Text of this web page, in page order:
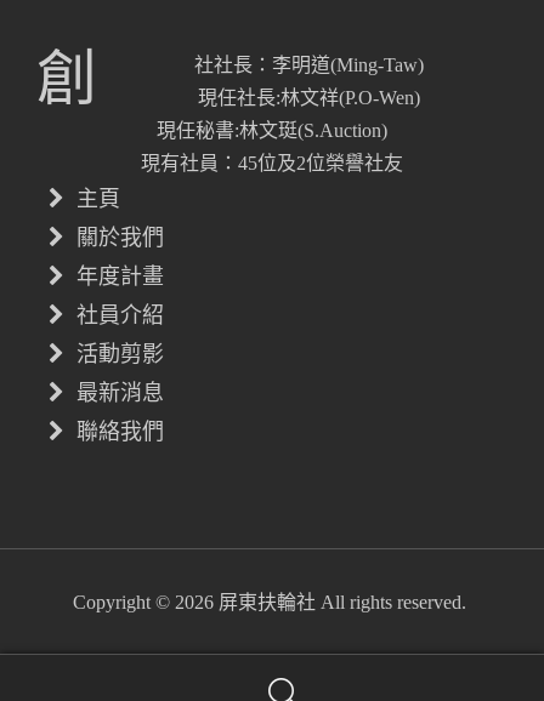
創
社社長：李明道(Ming-Taw)
現任社長:林文祥(P.O-Wen)
現任秘書:林文珽(S.Auction)
現有社員：45位及2位榮譽社友
主頁
關於我們
年度計畫
社員介紹
活動剪影
最新消息
聯絡我們
Copyright © 2026 屏東扶輪社 All rights reserved.